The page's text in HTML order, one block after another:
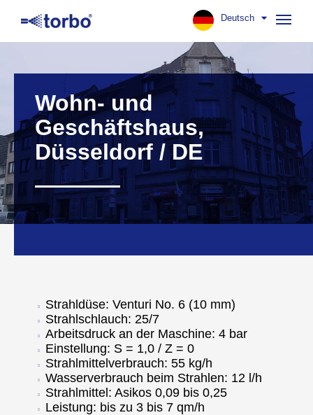
Deutsch
Wohn- und
Geschäftshaus,
Düsseldorf / DE
Strahldüse: Venturi No. 6 (10 mm)
Strahlschlauch: 25/7
Arbeitsdruck an der Maschine: 4 bar
Einstellung: S = 1,0 / Z = 0
Strahlmittelverbrauch: 55 kg/h
Wasserverbrauch beim Strahlen: 12 l/h
Strahlmittel: Asikos 0,09 bis 0,25
Leistung: bis zu 3 bis 7 qm/h